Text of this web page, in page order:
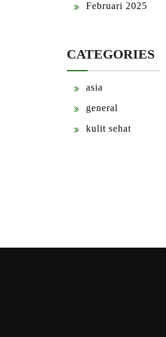
Februari 2025
CATEGORIES
asia
general
kulit sehat